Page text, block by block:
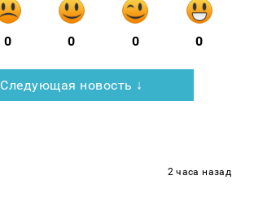
0 0 0 0
Следующая новость ↓
2 часа назад